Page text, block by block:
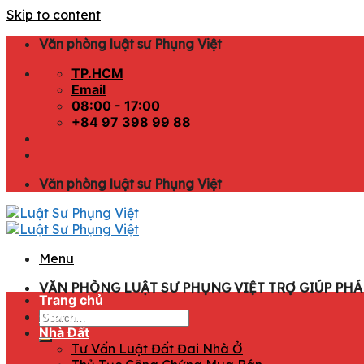
Skip to content
Văn phòng luật sư Phụng Việt
TP.HCM
Email
08:00 - 17:00
+84 97 398 99 88
Văn phòng luật sư Phụng Việt
Menu
VĂN PHÒNG LUẬT SƯ PHỤNG VIỆT TRỢ GIÚP
Trang chủ
Giới thiệu
Nhà Đất
Tư Vấn Luật Đất Đai Nhà Ở